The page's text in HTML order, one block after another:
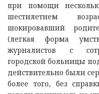
при помощи
шестилетнем
шокировавший
(легкая форма
журналистов с
городской больницы
действительно были
более того, без